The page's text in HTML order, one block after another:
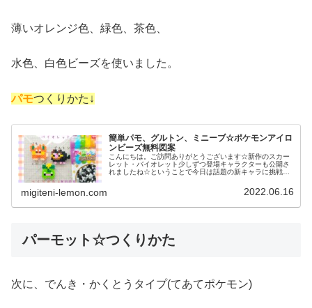
薄いオレンジ色、緑色、茶色、
水色、白色ビーズを使いました。
パモつくりかた↓
簡単パモ、グルトン、ミニーブ☆ポケモンアイロ
ンビーズ無料図案
こんにちは。ご訪問ありがとうございます☆新作のスカー
レット・バイオレット少しずつ登場キャラクターも公開さ
れましたね☆ということで今日は話題の新キャラに挑戦！
migiteni-lemon.com 2022.06.16
パーモット☆つくりかた
次に、でんき・かくとうタイプ(てあてポケモン)